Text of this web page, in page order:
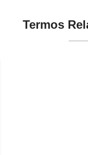
Termos